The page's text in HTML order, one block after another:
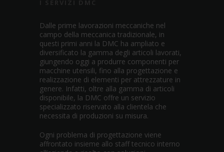
Dalle prime lavorazioni meccaniche nel
campo della meccanica tradizionale, in
questi primi anni la DMC ha ampliato e
diversificato la gamma degli articoli lavorati,
giungendo oggi a produrre componenti per
macchine utensili, fino alla progettazione e
realizzazione di elementi per attrezzature in
genere. Infatti, oltre alla gamma di articoli
disponibile, la DMC offre un servizio
specializzato riservato alla clientela che
necessita di produzioni su misura.
Ogni problema di progettazione viene
affrontato insieme allo staff tecnico interno